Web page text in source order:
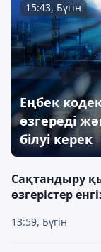
Еңбек
өзгереді
білуі керек
15:43, Бүгін
13:59, Бүгін
Сақтандыру
өзгерістер